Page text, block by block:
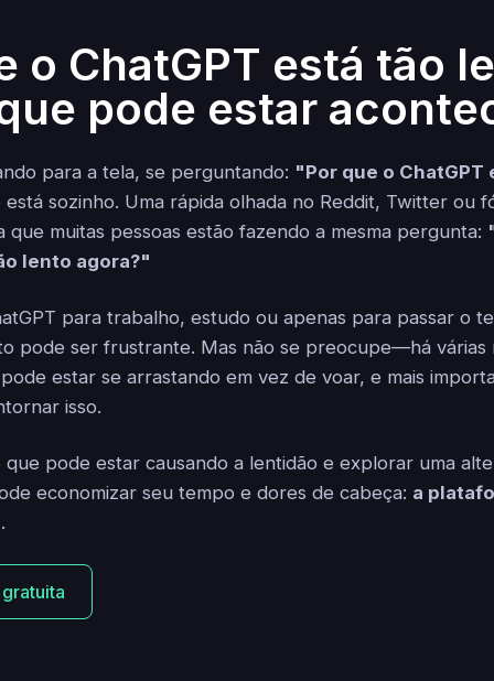
o ChatGPT está tão
pode estar
para a tela, se perguntando: "Por que o
sozinho. Uma rápida olhada no Reddit, Twitter ou
que muitas pessoas estão fazendo a mesma pergunta:
lento agora?"
para trabalho, estudo ou apenas para passar o
pode ser frustrante. Mas não se preocupe—há várias
estar se arrastando em vez de voar, e mais
isso.
que pode estar causando a lentidão e explorar uma
economizar seu tempo e dores de cabeça: a
.